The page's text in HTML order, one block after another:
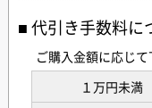
代引き手数料に
ご購入金額に応じ
１万円未満